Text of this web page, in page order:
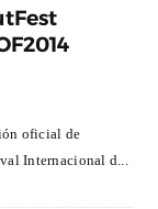
oficial de
Internacional d...